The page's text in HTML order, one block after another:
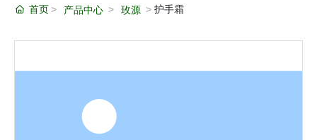
在线购买
品牌定制
首页 产品中心 玫源 护手霜